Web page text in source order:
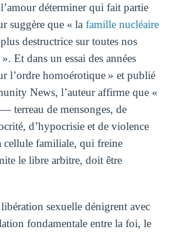
déterminer qui fait partie
suggère que « la famille nucléaire
destructrice sur toutes nos
Et dans un essai des années
l’ordre homoérotique » et publié
News, l’auteur affirme que «
terreau de mensonges, de
d’hypocrisie et de violence
familiale, qui freine
le libre arbitre, doit être
sexuelle dénigrent avec
fondamentale entre la foi, le